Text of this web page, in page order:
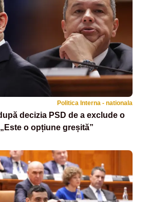
Politica Interna - nationala
decizia PSD de a exclude o
o opțiune greșită”